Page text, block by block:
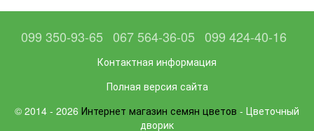
099 350-93-65 067 564-36-05 099 424-40-16
Контактная информация
Полная версия сайта
© 2014 - 2026 Интернет магазин семян цветов - Цветочный
дворик